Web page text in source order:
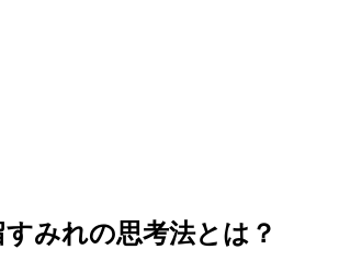
みれの思考法とは？